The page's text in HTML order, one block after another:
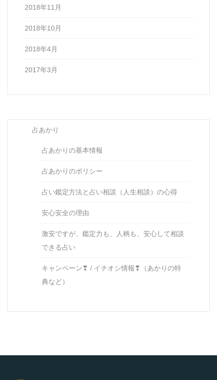
2018年11月
2018年10月
2018年4月
2017年3月
占あかり
占あかりの基本情報
占あかりのポリシー
占い鑑定方法と占い相談（人生相談）の心得
安心安全の理由
激安ですが、鑑定力も、人柄も、安心して相談
できる占い
キャンペーン❣ / イチオシ情報❣（あかりの特
典など）